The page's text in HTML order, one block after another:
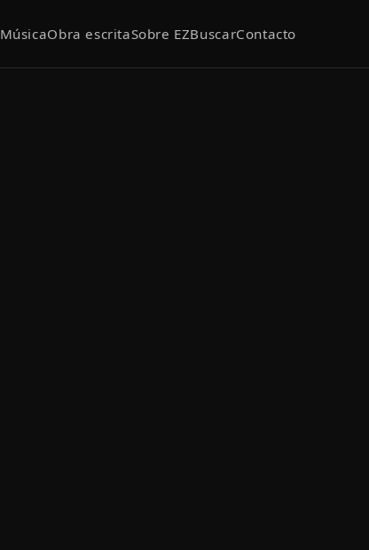
MúsicaObra escritaSobre EZBuscarContacto